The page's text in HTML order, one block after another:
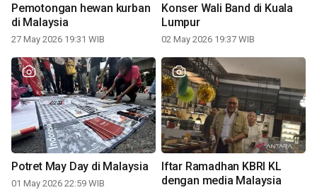
Pemotongan hewan kurban
di Malaysia
27 May 2026 19:31 WIB
Konser Wali Band di Kuala
Lumpur
02 May 2026 19:37 WIB
Potret May Day di Malaysia
01 May 2026 22:59 WIB
Iftar Ramadhan KBRI KL
dengan media Malaysia